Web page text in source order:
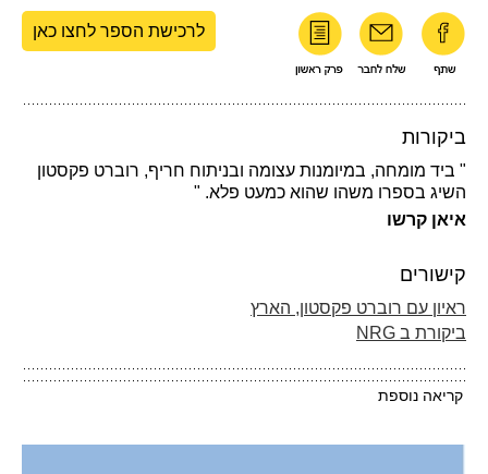
לרכישת הספר לחצו כאן
ביקורות
" ביד מומחה, במיומנות עצומה ובניתוח חריף, רוברט פקסטון
השיג בספרו משהו שהוא כמעט פלא. "
איאן קרשו
קישורים
ראיון עם רוברט פקסטון, הארץ
ביקורת ב NRG
קריאה נוספת